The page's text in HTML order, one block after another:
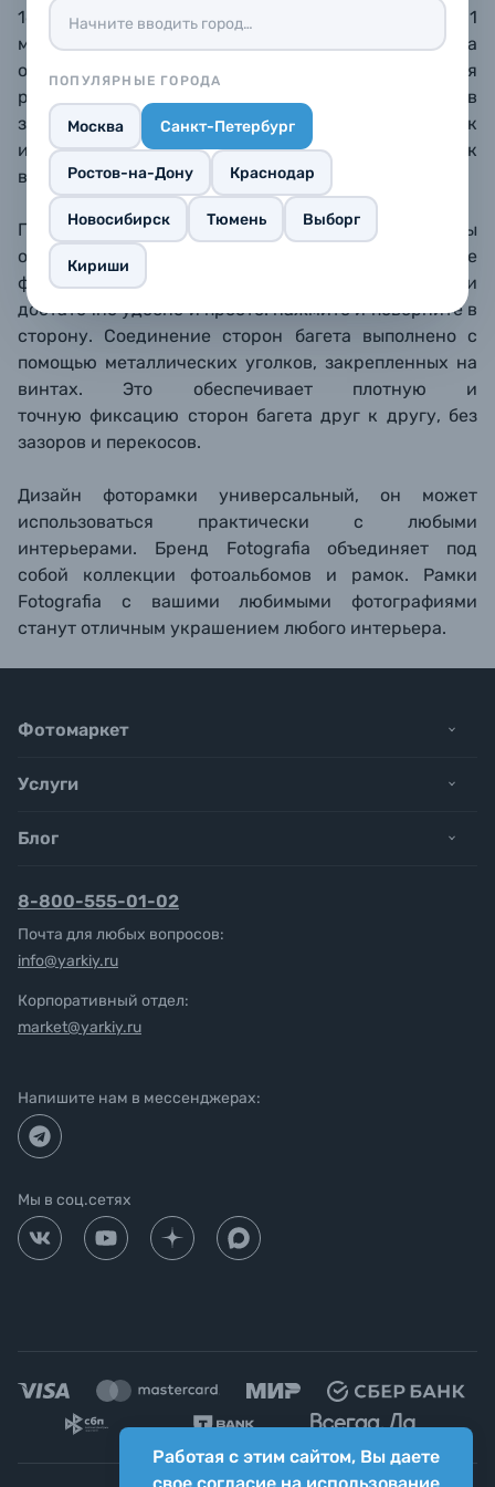
ПОПУЛЯРНЫЕ ГОРОДА
Москва Санкт-Петербург
Ростов-на-Дону Краснодар
Новосибирск Тюмень Выборг
Кириши
16 мм. Вставка из безопасного PS листа (пластик, 1
мм). Задник из плотного листа
оргалита, предусмотрена ножка для размещения
рамки на столе или полке, а также прорезь в
зажимных креплениях для подвеса на крючок
или гвоздик. Рамку можно размещать как
вертикально, так и горизонтально.
Поворотные металлические зажимы
обеспечивают постоянное плотное прилегание
фотографии к поверхности, пользоваться ими
достаточно удобно и просто: нажмите и поверните в
сторону. Соединение сторон багета выполнено с
помощью металлических уголков, закрепленных на
винтах. Это обеспечивает плотную и
точную фиксацию сторон багета друг к другу, без
зазоров и перекосов.
Дизайн фоторамки универсальный, он может
использоваться практически с любыми
интерьерами. Бренд Fotografia объединяет под
собой коллекции фотоальбомов и рамок. Рамки
Fotografia с вашими любимыми фотографиями
станут отличным украшением любого интерьера.
Работая с этим сайтом, Вы даете
Фотомаркет
Услуги
Блог
8-800-555-01-02
Почта для любых вопросов:
info@yarkiy.ru
Корпоративный отдел:
market@yarkiy.ru
Напишите нам в мессенджерах:
Мы в соц.сетях